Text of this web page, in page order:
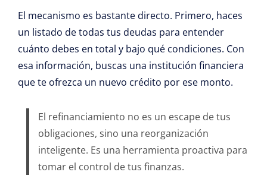
El mecanismo es bastante directo. Primero, haces
un listado de todas tus deudas para entender
cuánto debes en total y bajo qué condiciones. Con
esa información, buscas una institución financiera
que te ofrezca un nuevo crédito por ese monto.
El refinanciamiento no es un escape de tus
obligaciones, sino una reorganización
inteligente. Es una herramienta proactiva para
tomar el control de tus finanzas.